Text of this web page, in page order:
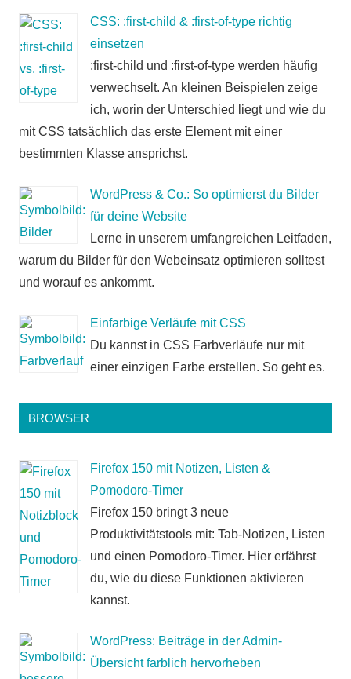
CSS: :first-child & :first-of-type richtig
einsetzen
:first-child und :first-of-type werden häufig
verwechselt. An kleinen Beispielen zeige
ich, worin der Unterschied liegt und wie du
mit CSS tatsächlich das erste Element mit einer
bestimmten Klasse ansprichst.
WordPress & Co.: So optimierst du Bilder
für deine Website
Lerne in unserem umfangreichen Leitfaden,
warum du Bilder für den Webeinsatz optimieren solltest
und worauf es ankommt.
Einfarbige Verläufe mit CSS
Du kannst in CSS Farbverläufe nur mit
einer einzigen Farbe erstellen. So geht es.
BROWSER
Firefox 150 mit Notizen, Listen &
Pomodoro-Timer
Firefox 150 bringt 3 neue
Produktivitätstools mit: Tab-Notizen, Listen
und einen Pomodoro-Timer. Hier erfährst
du, wie du diese Funktionen aktivieren
kannst.
WordPress: Beiträge in der Admin-
Übersicht farblich hervorheben